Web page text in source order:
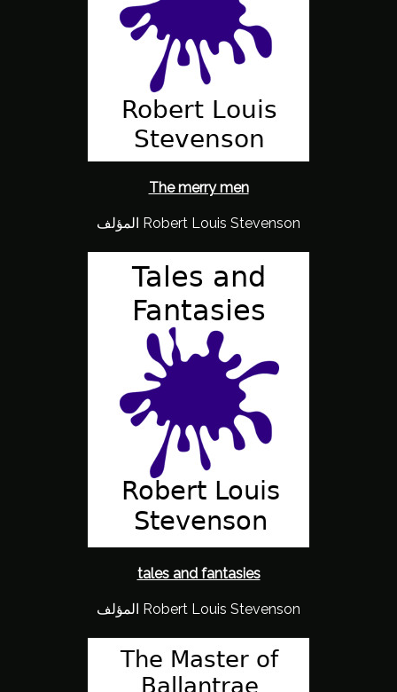
The merry men
المؤلف Robert Louis Stevenson
tales and fantasies
المؤلف Robert Louis Stevenson